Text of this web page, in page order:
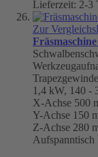
Lieferzeit: 2-3
Zur
1,4 kW, 140 -
X-Achse 500
Y-Achse 150
Z-Achse 280
Aufspanntisch